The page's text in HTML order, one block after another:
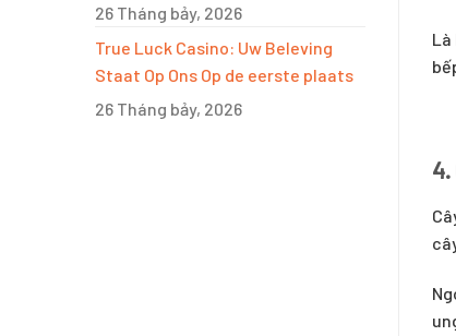
26 Tháng bảy, 2026
True Luck Casino: Uw Beleving
Staat Op Ons Op de eerste plaats
26 Tháng bảy, 2026
Là
4.